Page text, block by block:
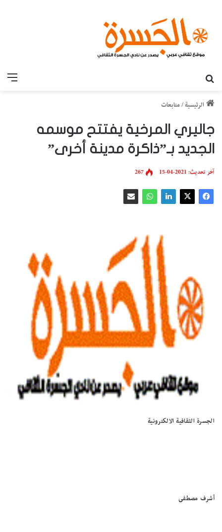
الرئيسية /متابعات
جاليري المرخية يفتتح موسمه
الجديد بـ”ذاكرة مدينة أخرى”
آخر تحديث: 2021-04-15 267
الجسرة الثقافية الالكترونية
أشرف مصطفى